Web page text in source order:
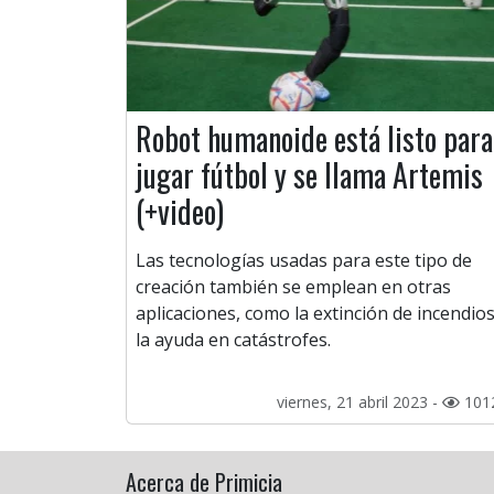
Robot humanoide está listo para
jugar fútbol y se llama Artemis
(+video)
Las tecnologías usadas para este tipo de
creación también se emplean en otras
aplicaciones, como la extinción de
la ayuda en catástrofes.
viernes, 21 abril 2023 -
Acerca de Primicia